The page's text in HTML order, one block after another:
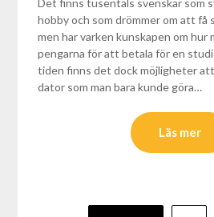
Det finns tusentals svenskar som
hobby och som drömmer om att få
men har varken kunskapen om hur
pengarna för att betala för en
tiden finns det dock möjligheter
dator som man bara kunde göra…
Läs mer